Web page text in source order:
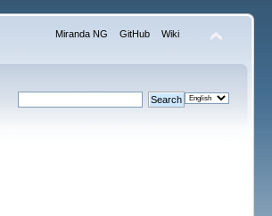
Miranda NG GitHub Wiki